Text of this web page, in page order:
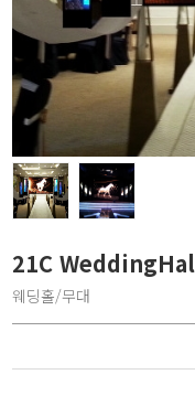
21C
웨딩홀/무대